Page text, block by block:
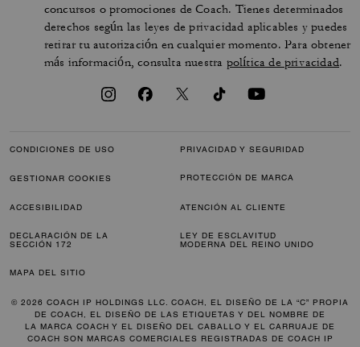
concursos o promociones de Coach. Tienes determinados
derechos según las leyes de privacidad aplicables y puedes
retirar tu autorización en cualquier momento. Para obtener
más información, consulta nuestra política de privacidad.
CONDICIONES DE USO PRIVACIDAD Y SEGURIDAD
GESTIONAR COOKIES PROTECCIÓN DE MARCA
ACCESIBILIDAD ATENCIÓN AL CLIENTE
DECLARACIÓN DE LA
SECCIÓN 172
LEY DE ESCLAVITUD
MODERNA DEL REINO UNIDO
MAPA DEL SITIO
© 2026 COACH IP HOLDINGS LLC. COACH, EL DISEÑO DE LA “C” PROPIA
DE COACH, EL DISEÑO DE LAS ETIQUETAS Y DEL NOMBRE DE
LA MARCA COACH Y EL DISEÑO DEL CABALLO Y EL CARRUAJE DE
COACH SON MARCAS COMERCIALES REGISTRADAS DE COACH IP